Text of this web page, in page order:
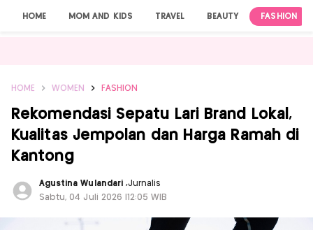
HOME MOM AND KIDS TRAVEL BEAUTY FASHION
HOME WOMEN FASHION
Rekomendasi Sepatu Lari Brand Lokal,
Kualitas Jempolan dan Harga Ramah di
Kantong
Agustina Wulandari ,Jurnalis
Sabtu, 04 Juli 2026 |12:05 WIB